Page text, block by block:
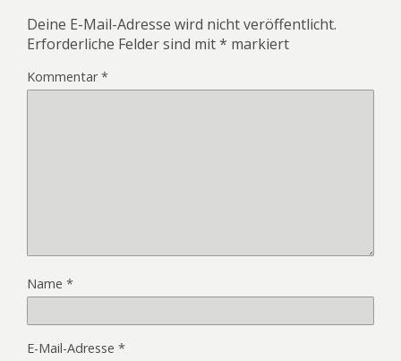
Deine E-Mail-Adresse wird nicht veröffentlicht.
Erforderliche Felder sind mit* markiert
Kommentar*
Name *
E-Mail-Adresse *